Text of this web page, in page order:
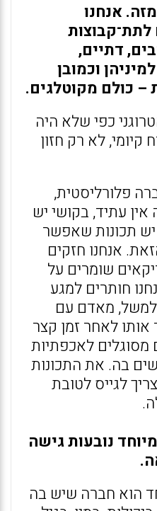
אנחנו
דתיים,
וכמובן
– כולם מקוטלגים.
כפי שלא היה
לא רק חזון
פלורליסטית,
אין עתיד, בקושי יש
יש תכונות שאפשר
אנחנו חזקים
שומרים על
חותרים למגע
למשל, מאדם עם
לאחר זמן קצר
מסוגלים לאכפתיות
בה. את התכונות
לגייס לטובת
נובעות גישה
הוא חברה שיש בה